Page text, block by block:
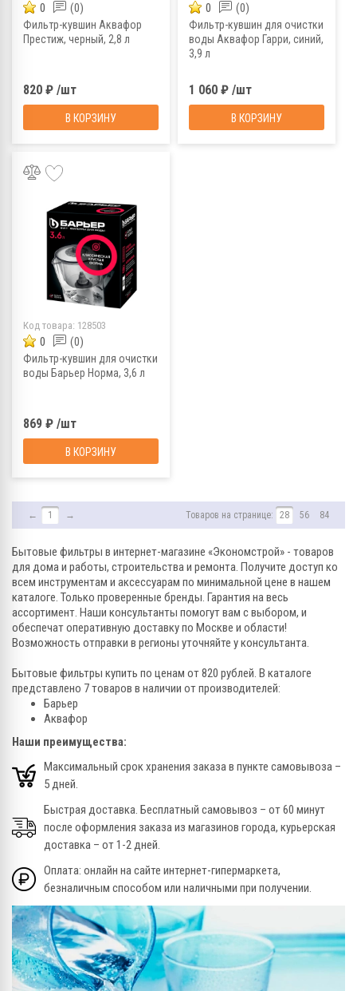
0 (0)
Фильтр-кувшин Аквафор
Престиж, черный, 2,8 л
820 ₽ /шт
В КОРЗИНУ
0 (0)
Фильтр-кувшин для очистки
воды Аквафор Гарри, синий,
3,9 л
1 060 ₽ /шт
В КОРЗИНУ
Код товара: 128503
0 (0)
Фильтр-кувшин для очистки
воды Барьер Норма, 3,6 л
869 ₽ /шт
В КОРЗИНУ
← 1 → Товаров на странице: 28 56 84
Бытовые фильтры в интернет-магазине «Экономстрой» - товаров
для дома и работы, строительства и ремонта. Получите доступ ко
всем инструментам и аксессуарам по минимальной цене в нашем
каталоге. Только проверенные бренды. Гарантия на весь
ассортимент. Наши консультанты помогут вам с выбором, и
обеспечат оперативную доставку по Москве и области!
Возможность отправки в регионы уточняйте у консультанта.
Бытовые фильтры купить по ценам от 820 рублей. В каталоге
представлено 7 товаров в наличии от производителей:
Барьер
Аквафор
Наши преимущества:
Максимальный срок хранения заказа в пункте самовывоза –
5 дней.
Быстрая доставка. Бесплатный самовывоз – от 60 минут
после оформления заказа из магазинов города, курьерская
доставка – от 1-2 дней.
Оплата: онлайн на сайте интернет-гипермаркета,
безналичным способом или наличными при получении.